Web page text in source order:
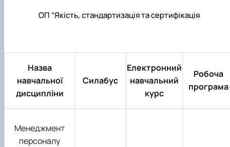
ОП “Якість, стандартизація та сертифікація
Назва
навчальної
дисципліни
Силабус
Електронний
навчальний
курс
Робоча
програма
Менеджмент
персоналу